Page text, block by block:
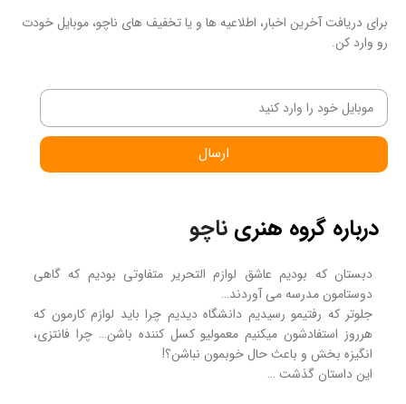
برای دریافت آخرین اخبار، اطلاعیه ها و یا تخفیف های ناچو، موبایل خودت
رو وارد کن.
ارسال
درباره گروه هنری ناچو
دبستان که بودیم عاشق لوازم التحریر متفاوتی بودیم که گاهی
دوستامون مدرسه می آوردند…
جلوتر که رفتیمو رسیدیم دانشگاه دیدیم چرا باید لوازم کارمون که
هرروز استفادشون میکنیم معمولیو کسل کننده باشن… چرا فانتزی،
انگیزه بخش و باعث حال خوبمون نباشن؟!
این داستان گذشت …